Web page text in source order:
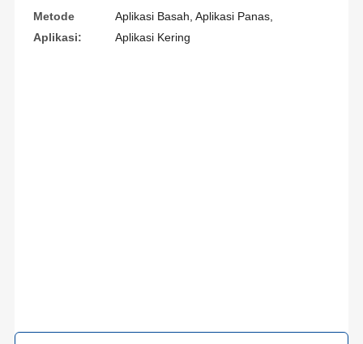
Metode
Aplikasi:
Aplikasi Basah, Aplikasi Panas,
Aplikasi Kering